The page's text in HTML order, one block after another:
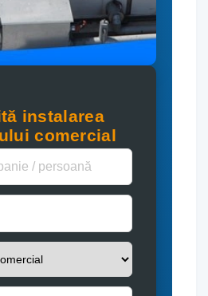
instalarea
comercial